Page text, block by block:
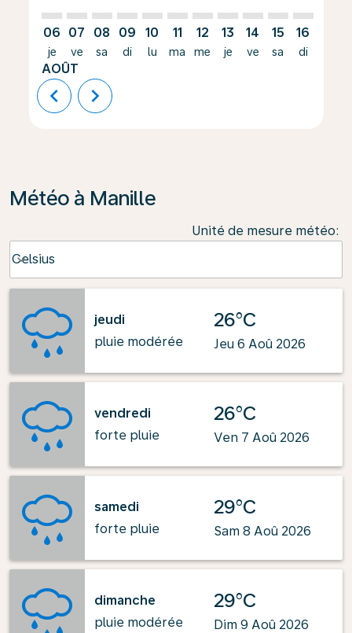
06
je
AOÛT
07
ve
08
sa
09
di
10
lu
11
ma
12
me
13
je
14
ve
15
sa
16
di
chevron_left chevron_right
Météo à Manille
Unité de mesure météo:
Celsius
keyboard_arrow_down
jeudi
pluie modérée
26°C
Jeu 6 Aoû 2026
vendredi
forte pluie
26°C
Ven 7 Aoû 2026
samedi
forte pluie
29°C
Sam 8 Aoû 2026
dimanche
pluie modérée
29°C
Dim 9 Aoû 2026